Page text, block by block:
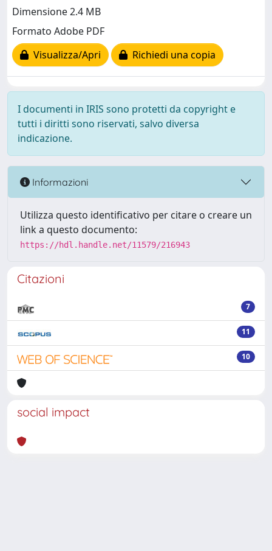
Dimensione 2.4 MB
Formato Adobe PDF
Visualizza/Apri
Richiedi una copia
I documenti in IRIS sono protetti da copyright e
tutti i diritti sono riservati, salvo diversa
indicazione.
Informazioni
Utilizza questo identificativo per citare o creare un
link a questo documento:
https://hdl.handle.net/11579/216943
Citazioni
7
11
10
social impact